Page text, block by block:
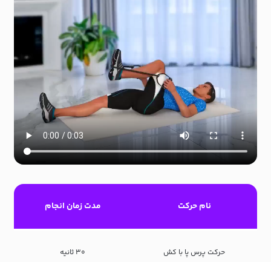
نام حرکت مدت زمان انجام
حرکت پرس پا با کش ۳۰ ثانیه